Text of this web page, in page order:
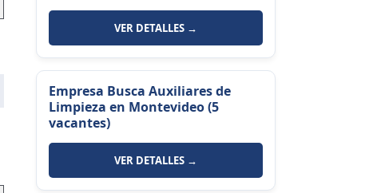
VER DETALLES →
Empresa Busca Auxiliares de
Limpieza en Montevideo (5
vacantes)
VER DETALLES →